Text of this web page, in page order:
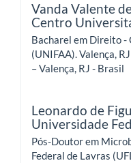
Vanda Valente
Centro
Bacharel em Direito
(UNIFAA). Valença,
– Valença, RJ - Brasil
Leonardo de
Universidade
Pós-Doutor em
Federal de Lavras